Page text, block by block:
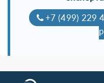
+7 (499) 229